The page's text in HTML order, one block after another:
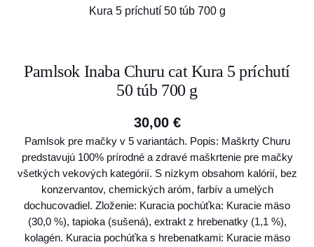
r
Kura 5 príchutí 50 túb 700 g
Pamlsok Inaba Churu cat Kura 5 príchutí
50 túb 700 g
30,00 €
Pamlsok pre mačky v 5 variantách. Popis: Maškrty Churu
predstavujú 100% prírodné a zdravé maškrtenie pre mačky
všetkých vekových kategórií. S nízkym obsahom kalórií, bez
konzervantov, chemických aróm, farbív a umelých
dochucovadiel. Zloženie: Kuracia pochúťka: Kuracie mäso
(30,0 %), tapioka (sušená), extrakt z hrebenatky (1,1 %),
kolagén. Kuracia pochúťka s hrebenatkami: Kuracie mäso